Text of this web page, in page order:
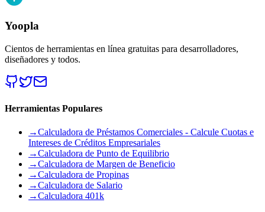
Yoopla
Cientos de herramientas en línea gratuitas para desarrolladores,
diseñadores y todos.
Herramientas Populares
→Calculadora de Préstamos Comerciales - Calcule Cuotas e
Intereses de Créditos Empresariales
→Calculadora de Punto de Equilibrio
→Calculadora de Margen de Beneficio
→Calculadora de Propinas
→Calculadora de Salario
→Calculadora 401k